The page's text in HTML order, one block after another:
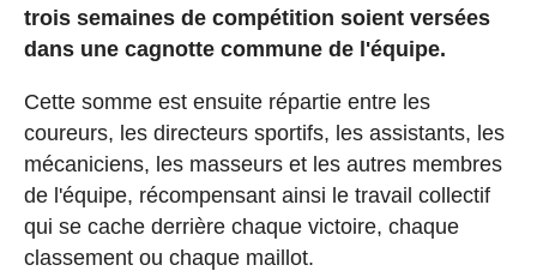
trois semaines de compétition soient versées
dans une cagnotte commune de l'équipe.
Cette somme est ensuite répartie entre les
coureurs, les directeurs sportifs, les assistants, les
mécaniciens, les masseurs et les autres membres
de l'équipe, récompensant ainsi le travail collectif
qui se cache derrière chaque victoire, chaque
classement ou chaque maillot.